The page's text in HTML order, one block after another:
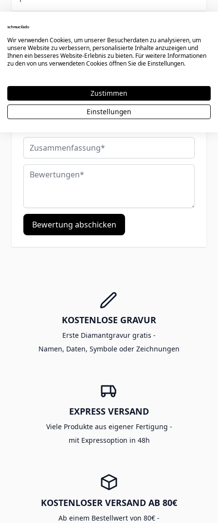
Schreiben Sie eine Bewertung
Sie bewerten:Ring Zirkonia mit Gravur - 0797
Zusammenfassung
Bewertungen
Bewertung abschicken
KOSTENLOSE GRAVUR
Erste Diamantgravur gratis -
Namen, Daten, Symbole oder Zeichnungen
EXPRESS VERSAND
Viele Produkte aus eigener Fertigung -
mit Expressoption in 48h
KOSTENLOSER VERSAND AB 80€
Ab einem Bestellwert von 80€ -
Wir verwenden Cookies, um unserer Besucherdaten zu analysieren, um
unsere Website zu verbessern, personalisierte Inhalte anzuzeigen und
Ihnen ein besseres Website-Erlebnis zu bieten. Für weitere Informationen
zu den von uns verwendeten Cookies öffnen Sie die Einstellungen.
Zustimmen
Einstellungen